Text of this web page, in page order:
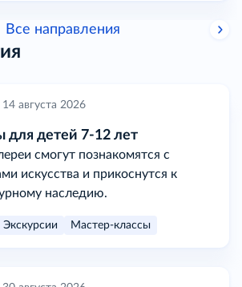
Все направления
августа 2026
для детей 7-12 лет
смогут познакомятся с
искусства и прикоснутся к
наследию.
Экскурсии Мастер-классы